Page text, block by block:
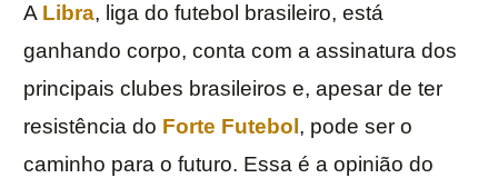
A Libra, liga do futebol brasileiro, está
ganhando corpo, conta com a assinatura dos
principais clubes brasileiros e, apesar de ter
resistência do Forte Futebol , pode ser o
caminho para o futuro. Essa é a opinião do